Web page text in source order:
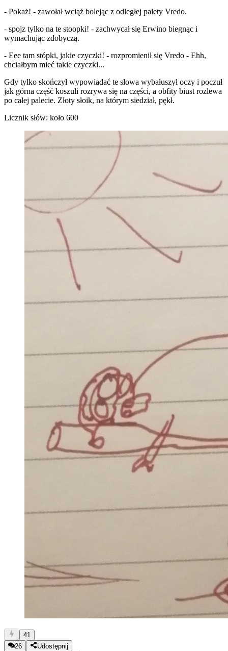
- Pokaż! - zawołał wciąż bolejąc z odległej palety Vredo.
- spojz tylko na te stoopki! - zachwycał się Erwino biegnąc i
wymachując zdobyczą.
- Eee tam stópki, jakie czyczki! - rozpromienił się Vredo - Ehh,
chciałbym mieć takie czyczki...
Gdy tylko skończył wypowiadać te słowa wybałuszył oczy i poczuł
jak górna część koszuli rozrywa się na części, a obfity biust rozlewa
po całej palecie. Złoty słoik, na którym siedział, pękł.
Licznik słów: koło 600
41
26
Udostępnij